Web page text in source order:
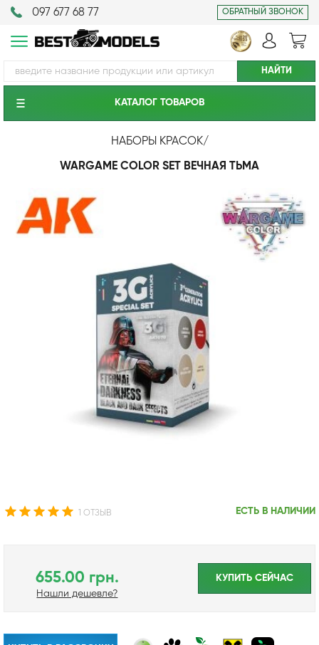
097 677 68 77 ОБРАТНЫЙ ЗВОНОК
КАТАЛОГ ТОВАРОВ
НАБОРЫ КРАСОК/
WARGAME COLOR SET ВЕЧНАЯ ТЬМА
1 ОТЗЫВ ЕСТЬ В НАЛИЧИИ
655.00 грн.
Нашли дешевле?
КУПИТЬ CЕЙЧАС